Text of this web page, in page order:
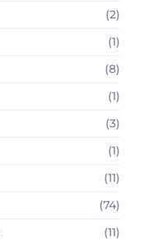
(2)
(1)
(8)
(1)
(3)
(1)
(11)
(74)
(11)